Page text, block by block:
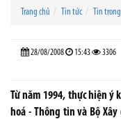
Trang chủ Tin tức Tin
28/08/2008 15:43 3306
Từ năm 1994, thực hiện ý
hoá - Thông tin và Bộ